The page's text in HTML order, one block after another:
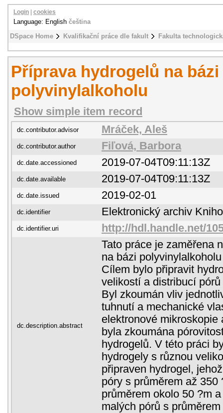
DSpace Home Kvalifikační práce dle fakult Fakulta
Login cookies
Language: English čeština
Příprava hydrogelů na
polyvinylalkoholu
Show simple item record
dc.contributor.advisor Mráček, Aleš
dc.contributor.author Fiľová, Barbora
dc.date.accessioned 2019-07-04T09:11:13Z
dc.date.available 2019-07-04T09:11:13Z
dc.date.issued 2019-02-01
dc.identifier Elektronický archiv
dc.identifier.uri http://hdl.handle.net/
dc.description.abstract
Tato práce je zaměřena
na bázi
Cílem bylo připravit
velikostí a distribucí
Byl zkoumán vliv
tuhnutí a mechanické
elektronové mikroskopie
byla zkoumána
hydrogelů. V této práci
hydrogely s různou
připraven hydrogel,
póry s průměrem až 350
průměrem okolo 50 ?m
malých pórů s